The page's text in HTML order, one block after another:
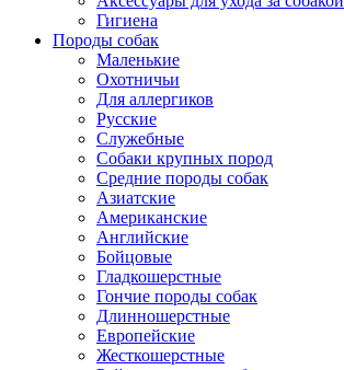
Гигиена
Породы собак
Маленькие
Охотничьи
Для аллергиков
Русские
Служебные
Собаки крупных пород
Средние породы собак
Азиатские
Американские
Английские
Бойцовые
Гладкошерстные
Гончие породы собак
Длинношерстные
Европейские
Жесткошерстные